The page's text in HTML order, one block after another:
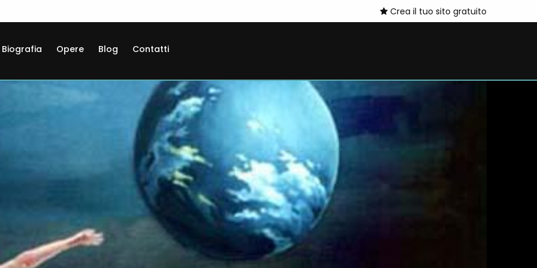
Crea il tuo sito gratuito
Biografia Opere Blog Contatti